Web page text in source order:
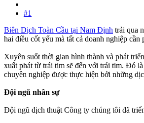
#1
Biên Dịch Toàn Cầu tại Nam Định trải qua
hai điều cốt yếu mà tất cả doanh nghiệp
Xuyên suốt thời gian hình thành và phát
xuất phát từ trái tim sẽ đến với trái tim. Đó
chuyên nghiệp được thực hiện bởi những
Đội ngũ nhân sự
Đội ngũ dịch thuật Công ty chúng tôi đã